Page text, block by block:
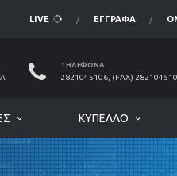
LIVE ΈΓΓΡΑΦΑ
ΤΗΛΈΦΩΝΑ
2821045106, (FAX)
ΚΎΠΕΛΛΟ